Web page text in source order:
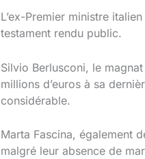
L’ex-Premier ministre
testament rendu public.
Silvio Berlusconi, le
millions d’euros à sa
considérable.
Marta Fascina, également
malgré leur absence de